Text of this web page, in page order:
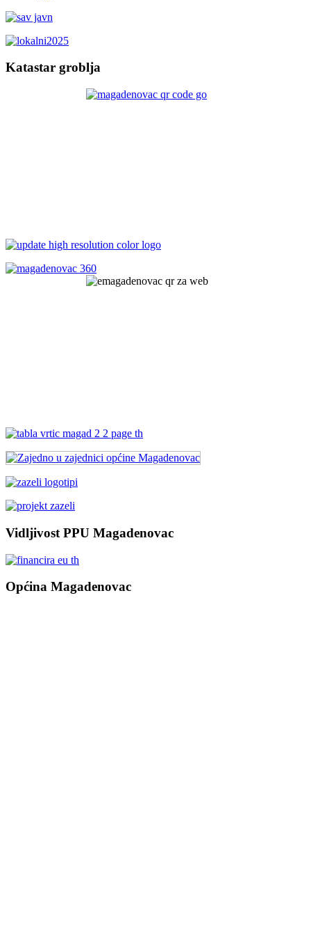
Katastar groblja
Vidljivost PPU Magadenovac
Općina Magadenovac